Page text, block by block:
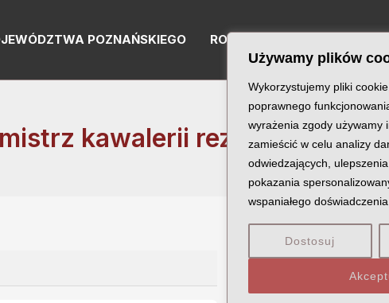
Używamy plików
Wykorzystujemy pliki
poprawnego
wyrażenia zgody używamy
zamieścić w celu analizy
odwiedzających,
pokazania
wspaniałego
Dostosuj
POZNAŃSKIEGO RODZINY KATYŃSKIE
kawalerii rezerwy
Wyszukaj
Szukaj